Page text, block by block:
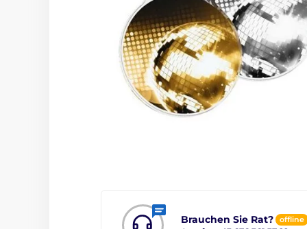
Brauchen Sie Rat? offline